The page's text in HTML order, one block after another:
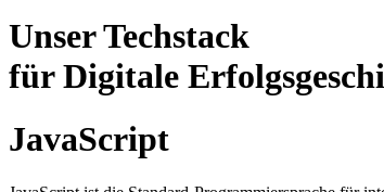
UnserTechstack
für Digitale
JavaScript